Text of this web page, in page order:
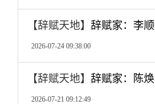
【辞赋天地】 辞赋家：李顺
2026-07-24 09:38:00
【辞赋天地】 辞赋家：陈焕
2026-07-21 09:12:49